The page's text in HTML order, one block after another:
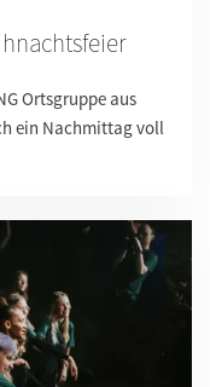
Ortsgruppe aus
ein Nachmittag voll